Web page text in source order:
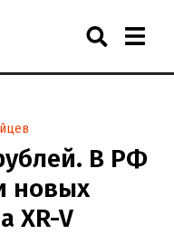
В РФ
новых
XR-V